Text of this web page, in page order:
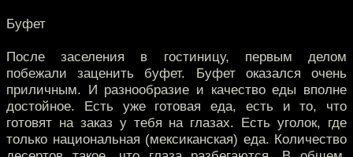
Буфет
После заселения в гостиницу, первым делом
побежали заценить буфет. Буфет оказался очень
приличным. И разнообразие и качество еды вполне
достойное. Есть уже готовая еда, есть и то, что
готовят на заказ у тебя на глазах. Есть уголок, где
только национальная (мексиканская) еда. Количество